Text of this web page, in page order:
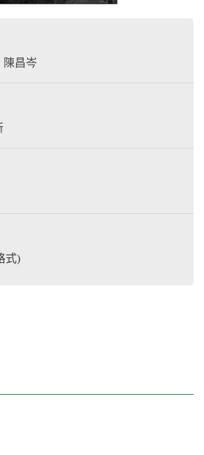
陳昌岑
式)